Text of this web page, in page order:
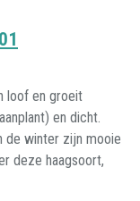
loof en groeit
en dicht.
de winter zijn mooie
deze haagsoort,